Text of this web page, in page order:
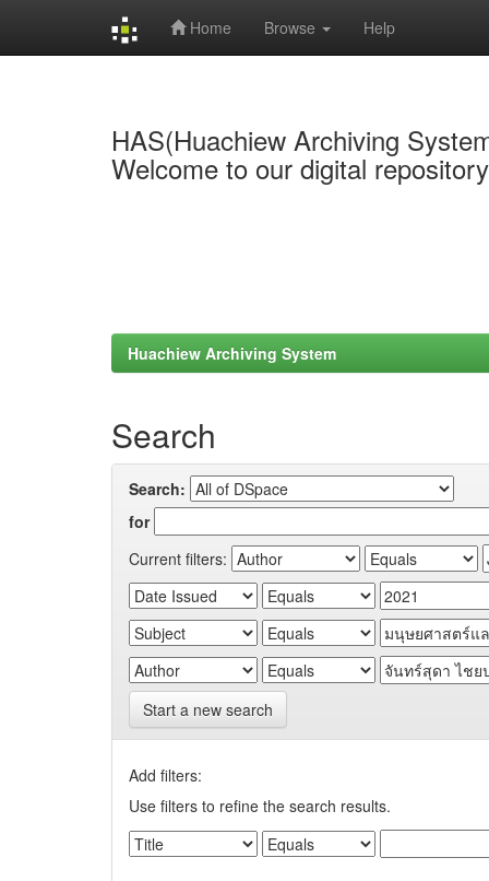
Home Browse Help
HAS(Huachiew Archiving
Welcome to our digital
Huachiew Archiving System
Search
Search:
for
Current filters:
Start a new search
Add filters:
Use filters to refine the search results.